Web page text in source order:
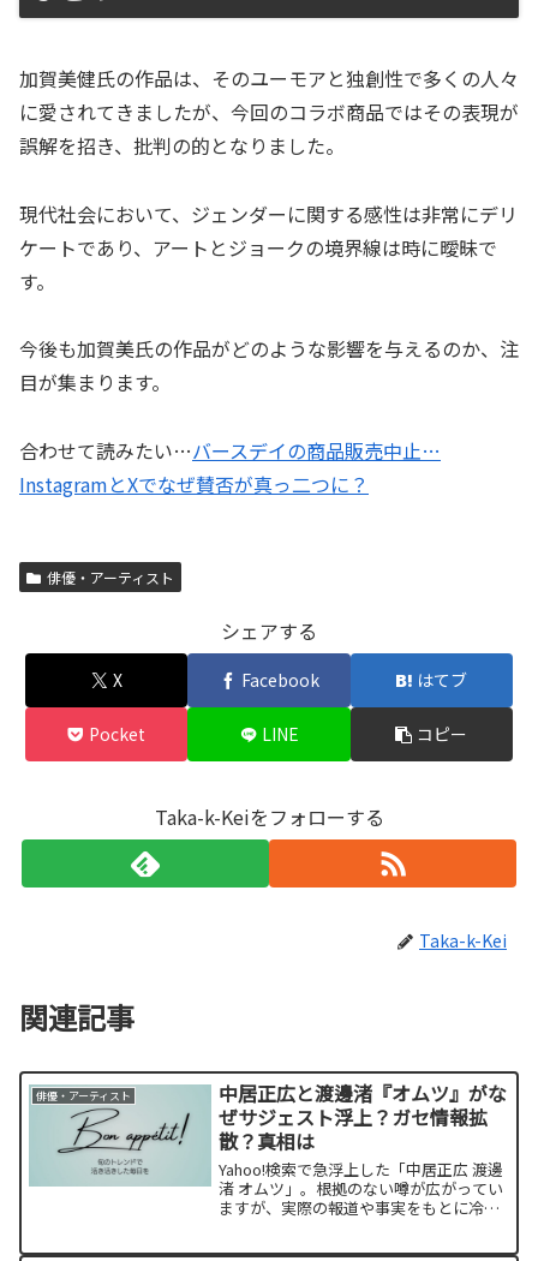
加賀美健氏の作品は、そのユーモアと独創性で多くの人々
に愛されてきましたが、今回のコラボ商品ではその表現が
誤解を招き、批判の的となりました。
現代社会において、ジェンダーに関する感性は非常にデリ
ケートであり、アートとジョークの境界線は時に曖昧で
す。
今後も加賀美氏の作品がどのような影響を与えるのか、注
目が集まります。
合わせて読みたい…バースデイの商品販売中止…
InstagramとXでなぜ賛否が真っ二つに？
俳優・アーティスト
シェアする
X Facebook はてブ
Pocket LINE コピー
Taka-k-Keiをフォローする
Taka-k-Kei
関連記事
俳優・アーティスト
中居正広と渡邊渚『オムツ』がな
ぜサジェスト浮上？ガセ情報拡
散？真相は
Yahoo!検索で急浮上した「中居正広 渡邊
渚 オムツ」。根拠のない噂が広がってい
ますが、実際の報道や事実をもとに冷静